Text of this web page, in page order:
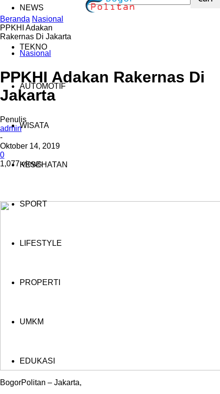
NEWS
TEKNO
AUTOMOTIF
WISATA
KESEHATAN
SPORT
LIFESTYLE
PROPERTI
UMKM
EDUKASI
Beranda Nasional
PPKHI Adakan
Rakernas Di Jakarta
Nasional
PPKHI Adakan Rakernas Di
Jakarta
Penulis
admin
-
Oktober 14, 2019
0
1,077 views
BogorPolitan – Jakarta,